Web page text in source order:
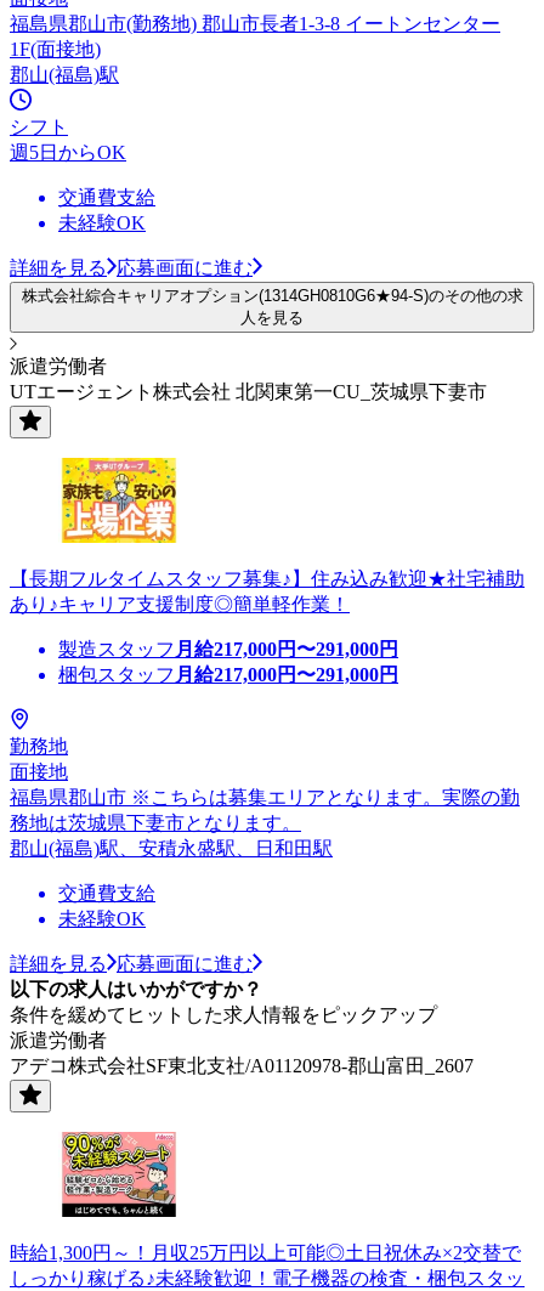
福島県郡山市(勤務地) 郡山市長者1-3-8 イートンセンター
1F(面接地)
郡山(福島)駅
シフト
週5日からOK
交通費支給
未経験OK
詳細を見る 応募画面に進む
株式会社綜合キャリアオプション(1314GH0810G6★94-S)のその他の求
人を見る
派遣労働者
UTエージェント株式会社 北関東第一CU_茨城県下妻市
【長期フルタイムスタッフ募集♪】住み込み歓迎★社宅補助
あり♪キャリア支援制度◎簡単軽作業！
製造スタッフ 月給217,000円〜291,000円
梱包スタッフ 月給217,000円〜291,000円
勤務地
面接地
福島県郡山市 ※こちらは募集エリアとなります。実際の勤
務地は茨城県下妻市となります。
郡山(福島)駅、安積永盛駅、日和田駅
交通費支給
未経験OK
詳細を見る
応募画面に進む
以下の求人はいかがですか？
条件を緩めてヒットした求人情報をピックアップ
派遣労働者
アデコ株式会社SF東北支社/A01120978-郡山富田_2607
時給1,300円～！月収25万円以上可能◎土日祝休み×2交替で
しっかり稼げる♪未経験歓迎！電子機器の検査・梱包スタッ